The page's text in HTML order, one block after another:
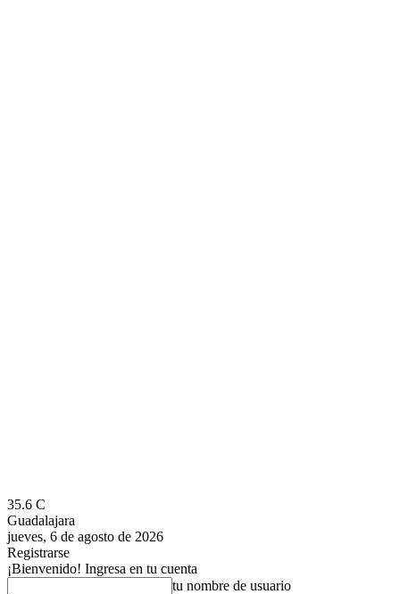
35.6 C
Guadalajara
jueves, 6 de agosto de 2026
Registrarse
¡Bienvenido! Ingresa en tu cuenta
tu nombre de usuario